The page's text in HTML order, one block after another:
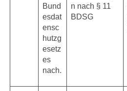
Bund
esdat
ensc
hutzg
esetz
es
nach.
n nach § 11
BDSG